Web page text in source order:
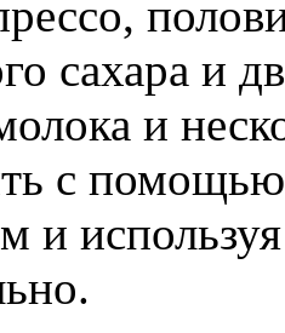
сахара и
и
с
и